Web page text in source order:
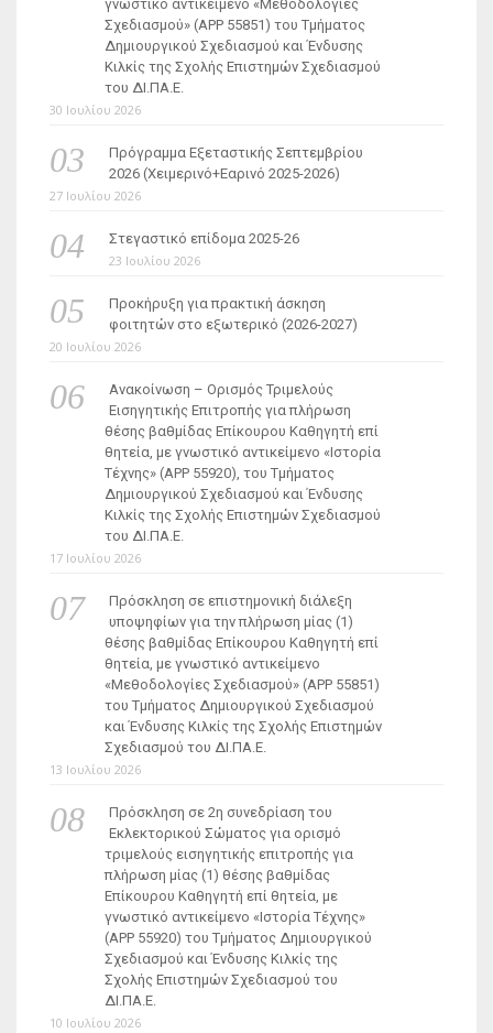
γνωστικό αντικείμενο «Μεθοδολογίες
Σχεδιασμού» (ΑΡΡ 55851) του Τμήματος
Δημιουργικού Σχεδιασμού και Ένδυσης
Κιλκίς της Σχολής Επιστημών Σχεδιασμού
του ΔΙ.ΠΑ.Ε.
30 Ιουλίου 2026
Πρόγραμμα Εξεταστικής Σεπτεμβρίου
2026 (Χειμερινό+Εαρινό 2025-2026)
27 Ιουλίου 2026
Στεγαστικό επίδομα 2025-26
23 Ιουλίου 2026
Προκήρυξη για πρακτική άσκηση
φοιτητών στο εξωτερικό (2026-2027)
20 Ιουλίου 2026
Ανακοίνωση – Ορισμός Τριμελούς
Εισηγητικής Επιτροπής για πλήρωση
θέσης βαθμίδας Επίκουρου Καθηγητή επί
θητεία, με γνωστικό αντικείμενο «Ιστορία
Τέχνης» (ΑΡΡ 55920), του Τμήματος
Δημιουργικού Σχεδιασμού και Ένδυσης
Κιλκίς της Σχολής Επιστημών Σχεδιασμού
του ΔΙ.ΠΑ.Ε.
17 Ιουλίου 2026
Πρόσκληση σε επιστημονική διάλεξη
υποψηφίων για την πλήρωση μίας (1)
θέσης βαθμίδας Επίκουρου Καθηγητή επί
θητεία, με γνωστικό αντικείμενο
«Μεθοδολογίες Σχεδιασμού» (ΑΡΡ 55851)
του Τμήματος Δημιουργικού Σχεδιασμού
και Ένδυσης Κιλκίς της Σχολής Επιστημών
Σχεδιασμού του ΔΙ.ΠΑ.Ε.
13 Ιουλίου 2026
Πρόσκληση σε 2η συνεδρίαση του
Εκλεκτορικού Σώματος για ορισμό
τριμελούς εισηγητικής επιτροπής για
πλήρωση μίας (1) θέσης βαθμίδας
Επίκουρου Καθηγητή επί θητεία, με
γνωστικό αντικείμενο «Ιστορία Τέχνης»
(ΑΡΡ 55920) του Τμήματος Δημιουργικού
Σχεδιασμού και Ένδυσης Κιλκίς της
Σχολής Επιστημών Σχεδιασμού του
ΔΙ.ΠΑ.Ε.
10 Ιουλίου 2026